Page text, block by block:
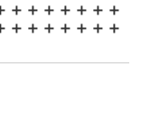
＋＋＋＋＋＋＋
＋＋＋＋＋＋＋